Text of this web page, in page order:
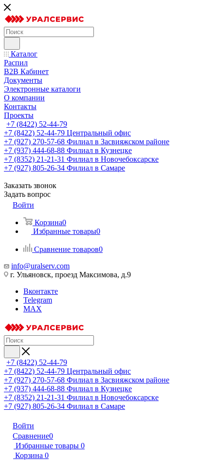
Каталог
Распил
B2B Кабинет
Документы
Электронные каталоги
О компании
Контакты
Проекты
+7 (8422) 52-44-79
+7 (8422) 52-44-79 Центральный офис
+7 (927) 270-57-68 Филиал в Засвияжском районе
+7 (937) 444-68-88 Филиал в Кузнецке
+7 (8352) 21-21-31 Филиал в Новочебоксарске
+7 (927) 805-26-34 Филиал в Самаре
Заказать звонок
Задать вопрос
Войти
Корзина0
Избранные товары0
Сравнение товаров0
info@uralserv.com
г. Ульяновск, проезд Максимова, д.9
Вконтакте
Telegram
MAX
+7 (8422) 52-44-79
+7 (8422) 52-44-79 Центральный офис
+7 (927) 270-57-68 Филиал в Засвияжском районе
+7 (937) 444-68-88 Филиал в Кузнецке
+7 (8352) 21-21-31 Филиал в Новочебоксарске
+7 (927) 805-26-34 Филиал в Самаре
Войти
Сравнение0
Избранные товары 0
Корзина 0